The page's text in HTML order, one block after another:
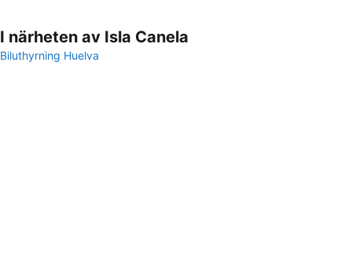
I närheten av Isla Canela
Biluthyrning Huelva